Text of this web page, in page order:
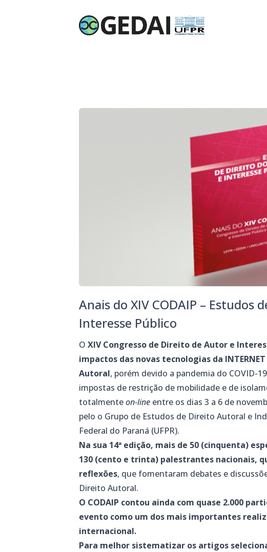
Anais do XIV CODAIP – Estudos
Interesse Público
OXIV Congresso de Direito de Autor e
impactos das novas tecnologias da
Autoral, porém devido a pandemia do COVID-
impostas de restrição de mobilidade e de
totalmenteon-line entre os dias 3 a 6 de
pelo o Grupo de Estudos de Direito Autoral e
Federal do Paraná (UFPR).
Na sua 14ª edição, mais de 50 (cinquenta)
130 (cento e trinta) palestrantes nacionais,
reflexões, que fomentaram debates e
Direito Autoral.
O CODAIP contou ainda com quase 2.000
evento como um dos mais importantes
internacional.
Para melhor sistematizar os artigos